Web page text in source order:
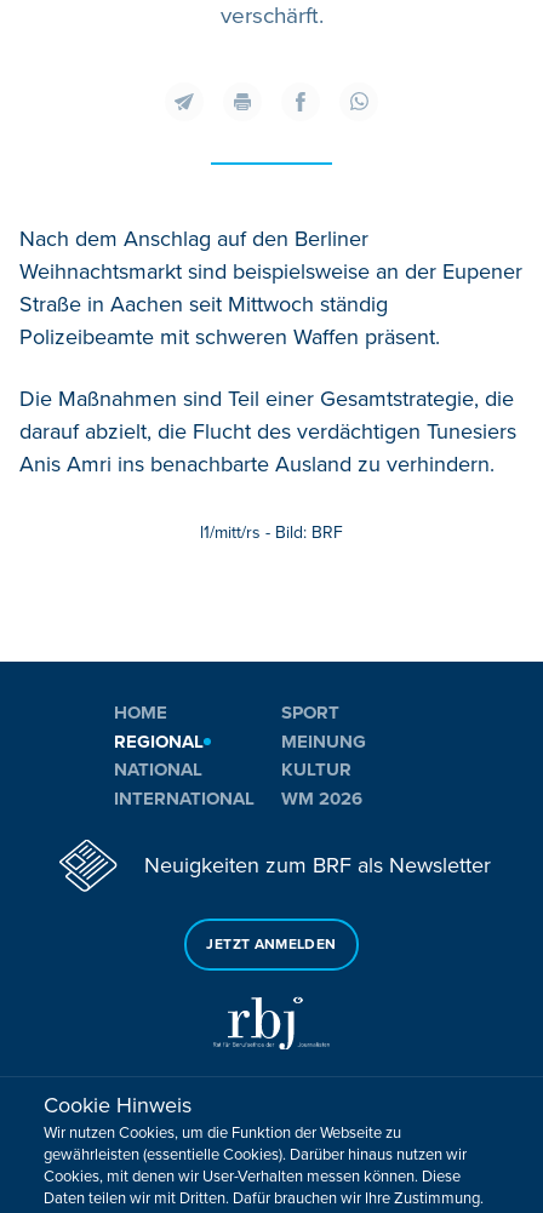
verschärft.
Nach dem Anschlag auf den Berliner
Weihnachtsmarkt sind beispielsweise an der Eupener
Straße in Aachen seit Mittwoch ständig
Polizeibeamte mit schweren Waffen präsent.
Die Maßnahmen sind Teil einer Gesamtstrategie, die
darauf abzielt, die Flucht des verdächtigen Tunesiers
Anis Amri ins benachbarte Ausland zu verhindern.
l1/mitt/rs - Bild: BRF
HOME
REGIONAL
NATIONAL
INTERNATIONAL
SPORT
MEINUNG
KULTUR
WM 2026
Neuigkeiten zum BRF als Newsletter
JETZT ANMELDEN
Sie haben noch Fragen oder Anmerkungen?
KONTAKTIEREN SIE UNS!
Cookie Hinweis
Wir nutzen Cookies, um die Funktion der Webseite zu
gewährleisten (essentielle Cookies). Darüber hinaus nutzen wir
Cookies, mit denen wir User-Verhalten messen können. Diese
Daten teilen wir mit Dritten. Dafür brauchen wir Ihre Zustimmung.